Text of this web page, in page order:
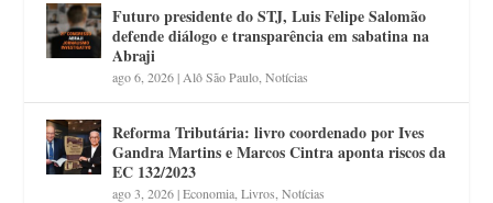
Futuro presidente do STJ, Luis Felipe Salomão
defende diálogo e transparência em sabatina na
Abraji
ago 6, 2026| Alô São Paulo ,Notícias
Reforma Tributária: livro coordenado por Ives
Gandra Martins e Marcos Cintra aponta riscos da
EC 132/2023
ago 3, 2026|Economia ,Livros ,Notícias